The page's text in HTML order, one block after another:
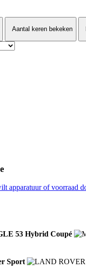
Aantal keren bekeken
53 Hybrid Coupé
Sport